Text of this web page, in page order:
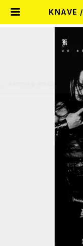
KNAVE / DEMO SINGLE "Amalg